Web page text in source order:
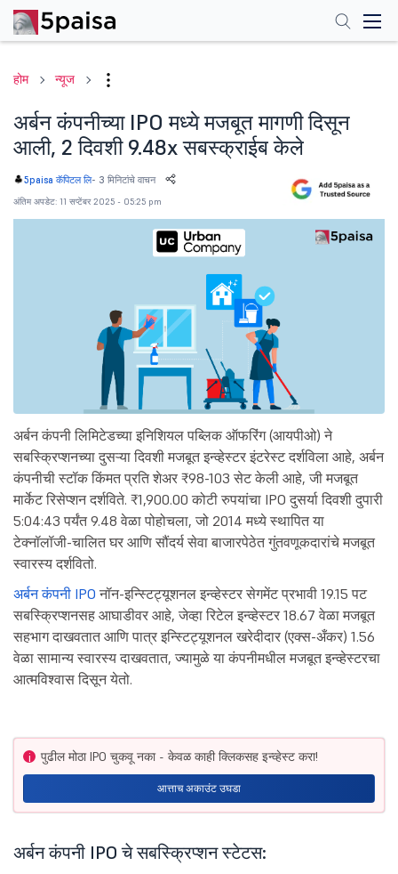
होम न्यूज
अर्बन कंपनीच्या IPO मध्ये मजबूत मागणी दिसून
आली, 2 दिवशी 9.48x सबस्क्राईब केले
5paisa कॅपिटल लि- 3 मिनिटांचे वाचन
अंतिम अपडेट: 11 सप्टेंबर 2025 - 05:25 pm
अर्बन कंपनी लिमिटेडच्या इनिशियल पब्लिक ऑफरिंग (आयपीओ) ने
सबस्क्रिप्शनच्या दुसऱ्या दिवशी मजबूत इन्व्हेस्टर इंटरेस्ट दर्शविला आहे, अर्बन
कंपनीची स्टॉक किंमत प्रति शेअर ₹98-103 सेट केली आहे, जी मजबूत
मार्केट रिसेप्शन दर्शविते. ₹1,900.00 कोटी रुपयांचा IPO दुसर्या दिवशी दुपारी
5:04:43 पर्यंत 9.48 वेळा पोहोचला, जो 2014 मध्ये स्थापित या
टेक्नॉलॉजी-चालित घर आणि सौंदर्य सेवा बाजारपेठेत गुंतवणूकदारांचे मजबूत
स्वारस्य दर्शवितो.
अर्बन कंपनी IPO नॉन-इन्स्टिट्यूशनल इन्व्हेस्टर सेगमेंट प्रभावी 19.15 पट
सबस्क्रिप्शनसह आघाडीवर आहे, जेव्हा रिटेल इन्व्हेस्टर 18.67 वेळा मजबूत
सहभाग दाखवतात आणि पात्र इन्स्टिट्यूशनल खरेदीदार (एक्स-अँकर) 1.56
वेळा सामान्य स्वारस्य दाखवतात, ज्यामुळे या कंपनीमधील मजबूत इन्व्हेस्टरचा
आत्मविश्वास दिसून येतो.
i पुढील मोठा IPO चुकवू नका - केवळ काही क्लिकसह इन्व्हेस्ट करा!
आत्ताच अकाउंट उघडा
अर्बन कंपनी IPO चे सबस्क्रिप्शन स्टेटस: